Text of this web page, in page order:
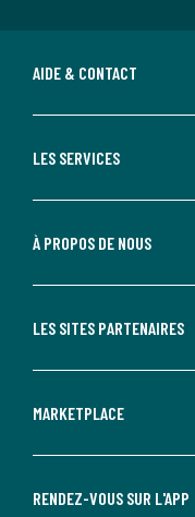
AIDE & CONTACT
LES SERVICES
À PROPOS DE NOUS
LES SITES PARTENAIRES
MARKETPLACE
RENDEZ-VOUS SUR L'APP